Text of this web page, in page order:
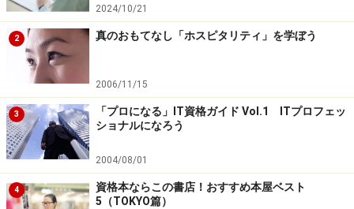
アロマテラピー検定
「イランイランには催淫作用があってね……」
世はギャップ萌えの時代。「男の子なのにそんなことも
知ってるのね」的な知識・スキルを身につけておけば、
2024/10/21
2 真のおもてなし「ホスピタリティ」を学ぼう
2006/11/15
3
「プロになる」IT資格ガイド Vol.1 ITプロフェッ
ショナルになろう
2004/08/01
4
資格本ならこの書店！おすすめ本屋ベスト
5（TOKYO篇）